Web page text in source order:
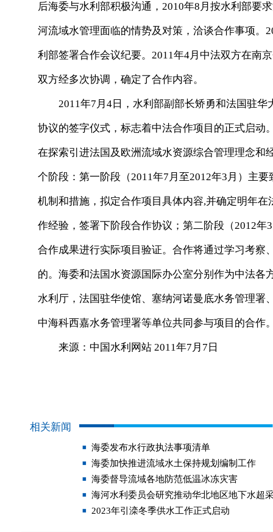
后海委与水利部积极沟通，2010年8月按水利部要
河流域水管理面临的情势及对策，洽谈合作事项。
利部签署合作会议纪要。2011年4月中法双方在南
双方经多次协调，确定了合作内容。
2011年7月4日，水利部副部长矫勇和法国驻华
协议的签字仪式，标志着中法合作项目的正式启
在探索引进法国及欧洲流域水资源综合管理理念
个阶段：第一阶段（2011年7月至2012年3月）主
机制和措施，拟定合作项目具体内容,并确定明年
作经验，签署下阶段合作协议；第二阶段（2012
合作成果进行实际项目验证。合作将通过学习考
的。海委和法国水资源国际办公室分别作为中法
水利厅，法国驻华使馆、塞纳河诺曼底水务管理
中海科西嘉水务管理署等单位共同参与项目的合作
来源：中国水利网站 2011年7月7日
相关新闻
海委发布水行政执法事项清单
海委加快推进流域水土保持规划编制工作
海委督导流域各地防范低温冰冻灾害
海河水利委员会研究推动华北地区地下水超
2023年引滦冬季供水工作正式启动